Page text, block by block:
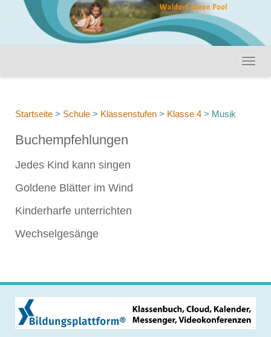
Startseite > Schule > Klassenstufen > Klasse 4 > Musik
Buchempfehlungen
Jedes Kind kann singen
Goldene Blätter im Wind
Kinderharfe unterrichten
Wechselgesänge